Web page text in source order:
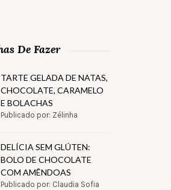
De Fazer
TARTE GELADA DE NATAS,
CHOCOLATE, CARAMELO
E BOLACHAS
Publicado por: Zélinha
DELÍCIA SEM GLÚTEN:
BOLO DE CHOCOLATE
COM AMÊNDOAS
Publicado por: Claudia Sofia